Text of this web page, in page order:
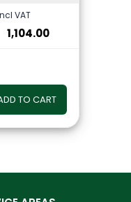
VAT
1,104.00
TO CART